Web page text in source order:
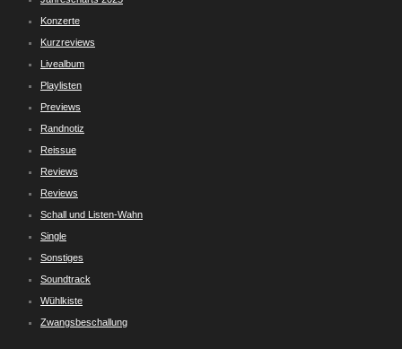
Konzerte
Kurzreviews
Livealbum
Playlisten
Previews
Randnotiz
Reissue
Reviews
Reviews
Schall und Listen-Wahn
Single
Sonstiges
Soundtrack
Wühlkiste
Zwangsbeschallung